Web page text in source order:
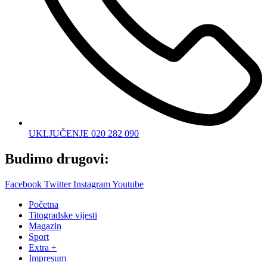
UKLJUČENJE 020 282 090
Budimo drugovi:
Facebook Twitter InstagramYoutube
Početna
Titogradske vijesti
Magazin
Sport
Extra +
Impresum